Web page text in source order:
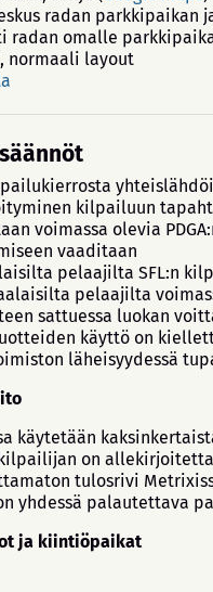
radan parkkipaikan
radan omalle
normaali layout
kilpailuun
voimassa olevia
vaaditaan
pelaajilta SFL:n
pelaajilta
sattuessa luokan
käyttö on
läheisyydessä
käytetään
on
tulosrivi
yhdessä palautettava
ja kiintiöpaikat